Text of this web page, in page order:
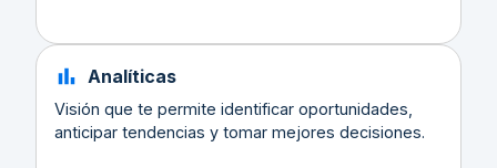
Analíticas
Visión que te permite identificar oportunidades,
anticipar tendencias y tomar mejores decisiones.